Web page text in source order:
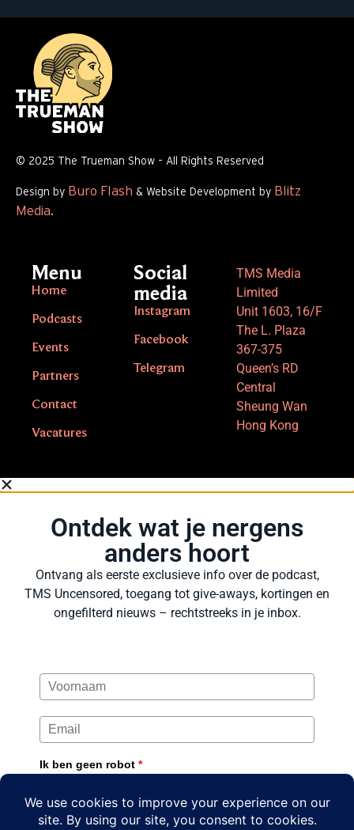
© 2025 The Trueman Show – All Rights Reserved
Design by Buro Flash & Website Development by Blitz
Media.
Menu
Home
Podcasts
Events
Partners
Contact
Vacatures
Social
media
Instagram
Facebook
Telegram
TMS Media
Limited
Unit 1603, 16/F
The L. Plaza
367-375
Queen’s RD
Central
Sheung Wan
Hong Kong
Ontdek wat je nergens
anders hoort
Ontvang als eerste exclusieve info over de podcast,
TMS Uncensored, toegang tot give-aways, kortingen en
ongefilterd nieuws – rechtstreeks in je inbox.
Ik ben geen robot *